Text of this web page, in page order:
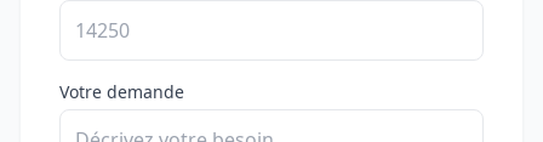
Votre demande